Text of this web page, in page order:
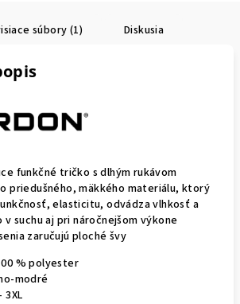
súbory (1) Diskusia
funkčné tričko s dlhým rukávom
priedušného, mäkkého materiálu, ktorý
elasticitu, odvádza vlhkosť a
suchu aj pri náročnejšom výkone
zaručujú ploché švy
% polyester
modré
3XL